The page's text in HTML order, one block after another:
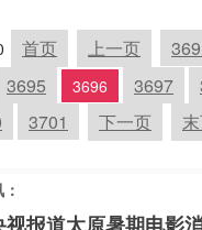
首页 上一页
3695 3696 3697
3701 下一页